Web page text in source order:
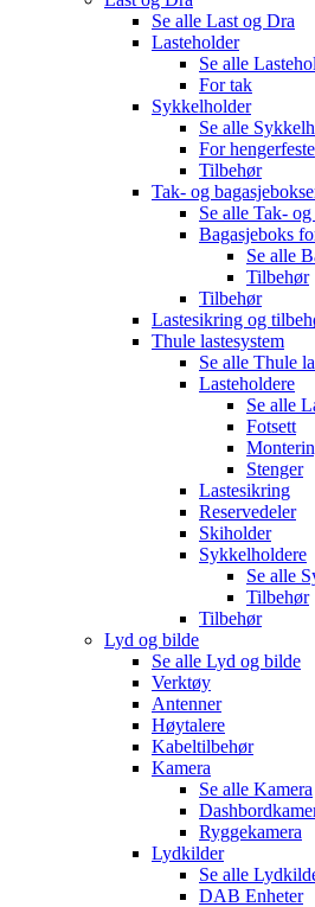
Se alle Last og Dra
Lasteholder
Se alle
For tak
Sykkelholder
Se alle
For hengerfeste
Tilbehør
Tak- og
Se alle Tak- og
Bagasjeboks
Se alle
Tilbehør
Tilbehør
Lastesikring og
Thule lastesystem
Se alle Thule
Lasteholdere
Se alle
Fotsett
Stenger
Lastesikring
Reservedeler
Skiholder
Sykkelholdere
Se alle
Tilbehør
Tilbehør
Lyd og bilde
Se alle Lyd og bilde
Verktøy
Antenner
Høytalere
Kabeltilbehør
Kamera
Se alle Kamera
Ryggekamera
Lydkilder
Se alle
DAB Enheter